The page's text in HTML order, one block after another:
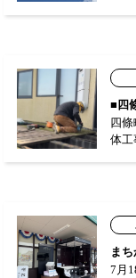
■四
四
体工
ま
7月